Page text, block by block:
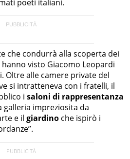
poeti italiani.
che condurrà alla scoperta dei
visto Giacomo Leopardi
Oltre alle camere private del
si intratteneva con i fratelli, il
i saloni di rappresentanza
galleria impreziosita da
e il giardino che ispirò i